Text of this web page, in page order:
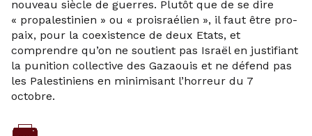
nouveau siècle de guerres. Plutôt que de se dire
« propalestinien » ou « proisraélien », il faut être pro-
paix, pour la coexistence de deux Etats, et
comprendre qu’on ne soutient pas Israël en justifiant
la punition collective des Gazaouis et ne défend pas
les Palestiniens en minimisant l’horreur du 7
octobre.